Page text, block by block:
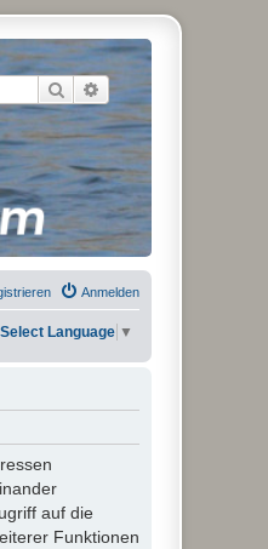
Suche Erweiterte Suche
Anmelden
Select Language ▼
auf die
Funktionen